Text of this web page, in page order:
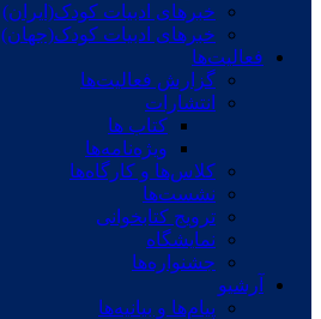
خبرهای ادبیات کودک(ایران)
خبرهای ادبیات کودک(جهان)
فعالیت‌ها
گزارش فعالیت‌ها
انتشارات
کتاب ها
ویژه‌نامه‌ها
کلاس‌ها و کارگاه‌ها
نشست‌ها
ترویج کتابخوانی
نمایشگاه
جشنواره‌ها
آرشیو
پیام‌ها و بیانیه‌ها